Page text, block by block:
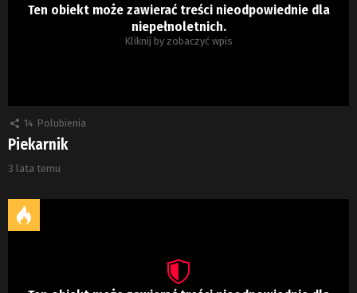
Ten obiekt może zawierać treści nieodpowiednie dla
niepełnoletnich.
Kliknij by zobaczyć wpis
14 Polubienia
Piekarnik
3 lata temu